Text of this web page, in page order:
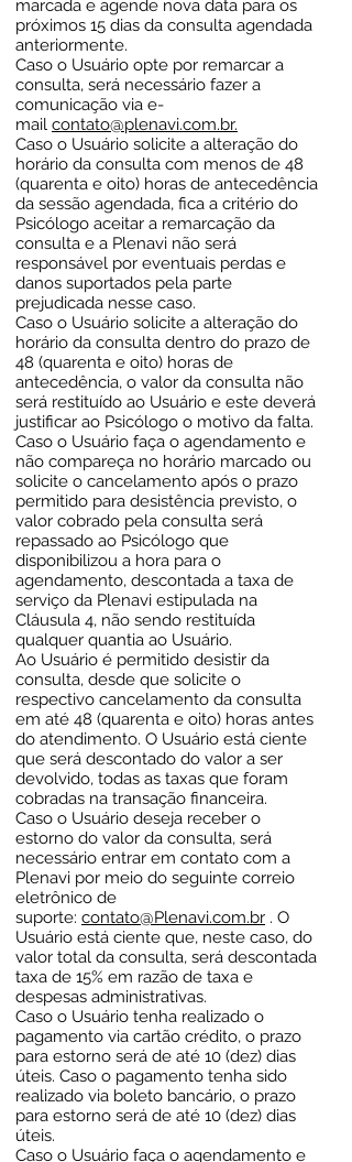
marcada e agende nova data para os
próximos 15 dias da consulta agendada
anteriormente.
Caso o Usuário opte por remarcar a
consulta, será necessário fazer a
comunicação via e-
mail contato@plenavi.com.br.
Caso o Usuário solicite a alteração do
horário da consulta com menos de 48
(quarenta e oito) horas de antecedência
da sessão agendada, fica a critério do
Psicólogo aceitar a remarcação da
consulta e a Plenavi não será
responsável por eventuais perdas e
danos suportados pela parte
prejudicada nesse caso.
Caso o Usuário solicite a alteração do
horário da consulta dentro do prazo de
48 (quarenta e oito) horas de
antecedência, o valor da consulta não
será restituído ao Usuário e este deverá
justificar ao Psicólogo o motivo da falta.
Caso o Usuário faça o agendamento e
não compareça no horário marcado ou
solicite o cancelamento após o prazo
permitido para desistência previsto, o
valor cobrado pela consulta será
repassado ao Psicólogo que
disponibilizou a hora para o
agendamento, descontada a taxa de
serviço da Plenavi estipulada na
Cláusula 4, não sendo restituída
qualquer quantia ao Usuário.
Ao Usuário é permitido desistir da
consulta, desde que solicite o
respectivo cancelamento da consulta
em até 48 (quarenta e oito) horas antes
do atendimento. O Usuário está ciente
que será descontado do valor a ser
devolvido, todas as taxas que foram
cobradas na transação financeira.
Caso o Usuário deseja receber o
estorno do valor da consulta, será
necessário entrar em contato com a
Plenavi por meio do seguinte correio
eletrônico de
suporte: contato@Plenavi.com.br . O
Usuário está ciente que, neste caso, do
valor total da consulta, será descontada
taxa de 15% em razão de taxa e
despesas administrativas.
Caso o Usuário tenha realizado o
pagamento via cartão crédito, o prazo
para estorno será de até 10 (dez) dias
úteis. Caso o pagamento tenha sido
realizado via boleto bancário, o prazo
para estorno será de até 10 (dez) dias
úteis.
Caso o Usuário faça o agendamento e